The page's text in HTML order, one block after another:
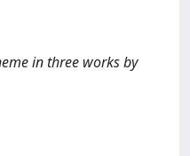
in three works by